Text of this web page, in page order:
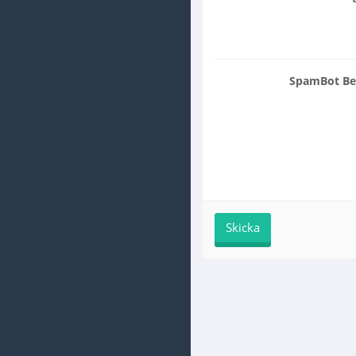
SpamBot